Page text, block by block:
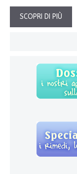
SCOPRI DI PIÙ